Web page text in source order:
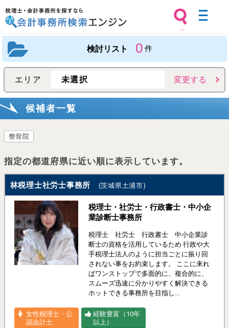
事務所検索エンジン
検討リスト 0 件
エリア 未選択 変更する
候補者一覧
整骨院
指定の都道府県に近い順に表示しています。
林税理士社労士事務所 (茨城県土浦市)
税理士・社労士・行政書士・中小企
業診断士事務所
税理士 社労士 行政書士 中小企業診
断士の資格を活用しているため 行政や大
手税理士法人のように担当ごとに振り回
されない事をお約束します。 ここに来れ
ばワンストップで多面的に、複合的に、
スムーズ迅速に分かりやすく解決できる
ホットできる事務所を目指し...
女性税理士・公
認会計士
経験豊富（10年
以上）